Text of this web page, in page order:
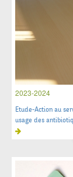
2023-2024
Etude-Action au
usage des